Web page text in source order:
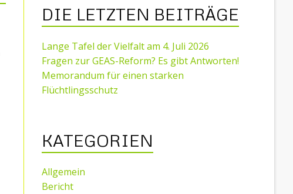
DIE LETZTEN BEITRÄGE
Lange Tafel der Vielfalt am 4. Juli 2026
Fragen zur GEAS-Reform? Es gibt Antworten!
Memorandum für einen starken
Flüchtlingsschutz
KATEGORIEN
Allgemein
Bericht